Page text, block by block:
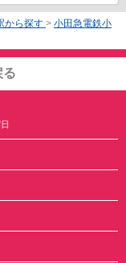
から探す > 小田急電鉄小
る